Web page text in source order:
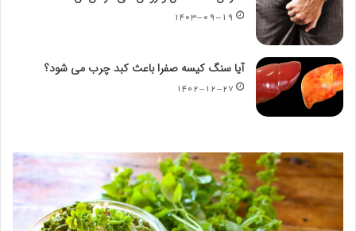
۱۴۰۳-۰۹-۱۹
آیا سنگ کیسه صفرا باعث کبد چرب می شود؟
۱۴۰۲-۱۲-۲۷